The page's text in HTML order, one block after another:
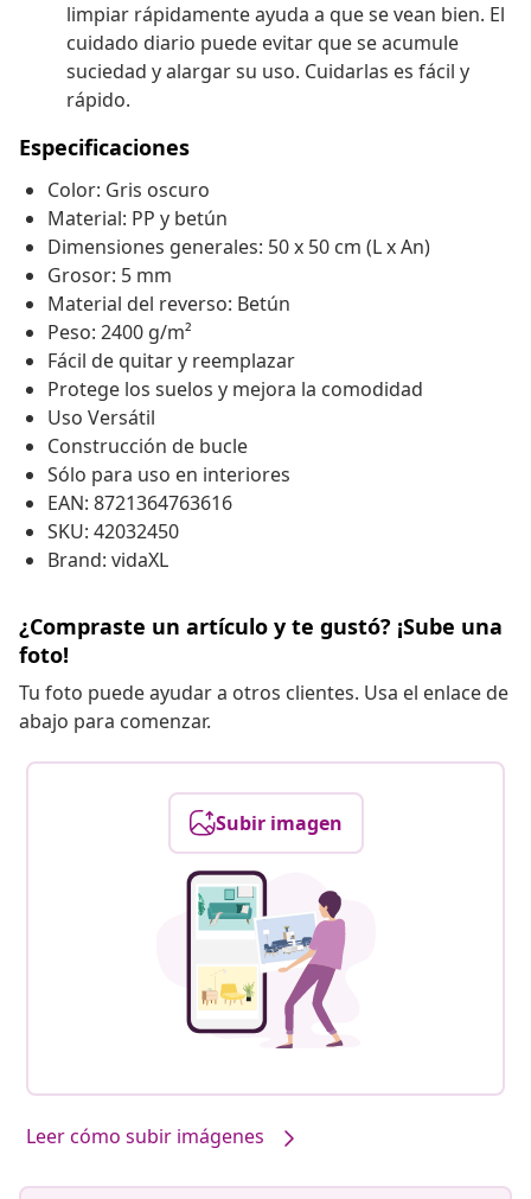
limpiar rápidamente ayuda a que se vean bien. El
cuidado diario puede evitar que se acumule
suciedad y alargar su uso. Cuidarlas es fácil y
rápido.
Especificaciones
Color: Gris oscuro
Material: PP y betún
Dimensiones generales: 50 x 50 cm (L x An)
Grosor: 5 mm
Material del reverso: Betún
Peso: 2400 g/m²
Fácil de quitar y reemplazar
Protege los suelos y mejora la comodidad
Uso Versátil
Construcción de bucle
Sólo para uso en interiores
EAN: 8721364763616
SKU: 42032450
Brand: vidaXL
¿Compraste un artículo y te gustó? ¡Sube una
foto!
Tu foto puede ayudar a otros clientes. Usa el enlace de
abajo para comenzar.
Subir imagen
Leer cómo subir imágenes